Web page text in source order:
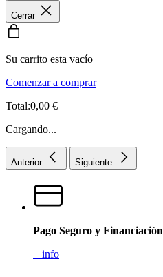
Cerrar
Su carrito esta vacío
Comenzar a comprar
Total:0,00 €
Cargando...
Anterior Siguiente
Pago Seguro y Financiación
+ info